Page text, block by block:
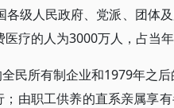
级人民政府、党派、团体
疗的人为3000万人，占当年
民所有制企业和1979年之
由职工供养的直系亲属享